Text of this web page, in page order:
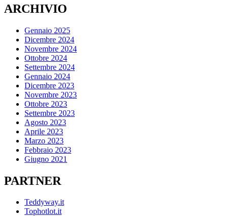
ARCHIVIO
Gennaio 2025
Dicembre 2024
Novembre 2024
Ottobre 2024
Settembre 2024
Gennaio 2024
Dicembre 2023
Novembre 2023
Ottobre 2023
Settembre 2023
Agosto 2023
Aprile 2023
Marzo 2023
Febbraio 2023
Giugno 2021
PARTNER
Teddyway.it
Tophotlot.it